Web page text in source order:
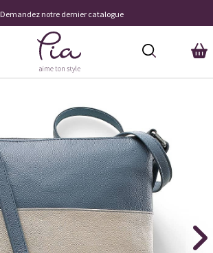
Demandez notre dernier catalogue